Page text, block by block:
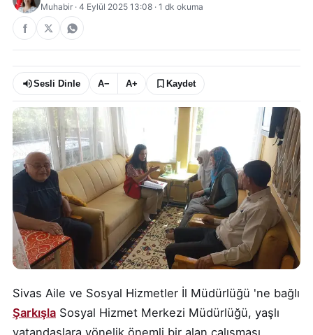
Muhabir · 4 Eylül 2025 13:08 · 1 dk okuma
Sesli Dinle A− A+ Kaydet
Sivas Aile ve Sosyal Hizmetler İl Müdürlüğü 'ne bağlı
Şarkışla Sosyal Hizmet Merkezi Müdürlüğü, yaşlı
vatandaşlara yönelik önemli bir alan çalışması